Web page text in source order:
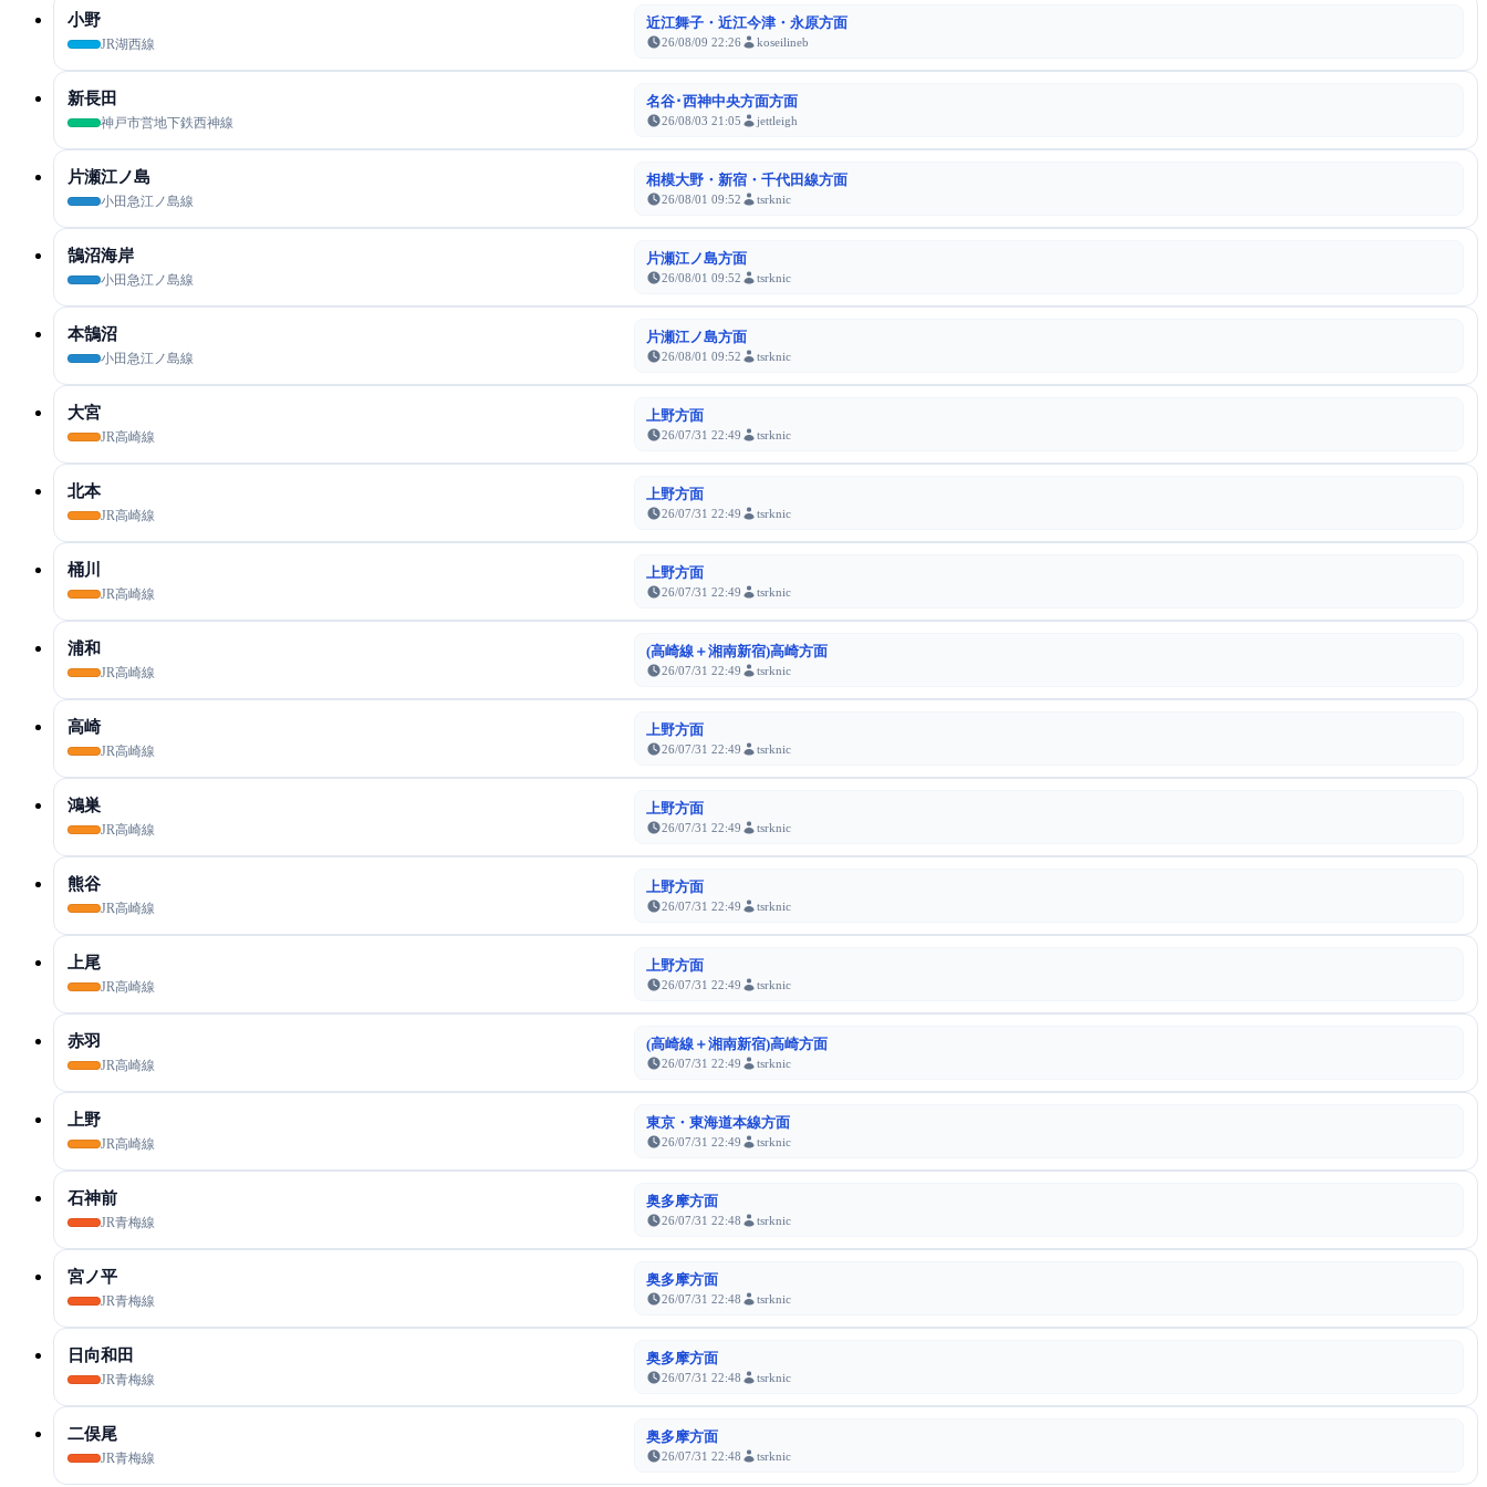
小野
JR湖西線
近江舞子・近江今津・永原方面
26/08/09 22:26 koseilineb
新長田
神戸市営地下鉄西神線
名谷･西神中央方面方面
26/08/03 21:05 jettleigh
片瀬江ノ島
小田急江ノ島線
相模大野・新宿・千代田線方面
26/08/01 09:52 tsrknic
鵠沼海岸
小田急江ノ島線
片瀬江ノ島方面
26/08/01 09:52 tsrknic
本鵠沼
小田急江ノ島線
片瀬江ノ島方面
26/08/01 09:52 tsrknic
大宮
JR高崎線
上野方面
26/07/31 22:49 tsrknic
北本
JR高崎線
上野方面
26/07/31 22:49 tsrknic
桶川
JR高崎線
上野方面
26/07/31 22:49 tsrknic
浦和
JR高崎線
(高崎線＋湘南新宿)高崎方面
26/07/31 22:49 tsrknic
高崎
JR高崎線
上野方面
26/07/31 22:49 tsrknic
鴻巣
JR高崎線
上野方面
26/07/31 22:49 tsrknic
熊谷
JR高崎線
上野方面
26/07/31 22:49 tsrknic
上尾
JR高崎線
上野方面
26/07/31 22:49 tsrknic
赤羽
JR高崎線
(高崎線＋湘南新宿)高崎方面
26/07/31 22:49 tsrknic
上野
JR高崎線
東京・東海道本線方面
26/07/31 22:49 tsrknic
石神前
JR青梅線
奥多摩方面
26/07/31 22:48 tsrknic
宮ノ平
JR青梅線
奥多摩方面
26/07/31 22:48 tsrknic
日向和田
JR青梅線
奥多摩方面
26/07/31 22:48 tsrknic
二俣尾
JR青梅線
奥多摩方面
26/07/31 22:48 tsrknic